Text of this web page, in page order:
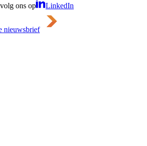
ons op
LinkedIn
nieuwsbrief